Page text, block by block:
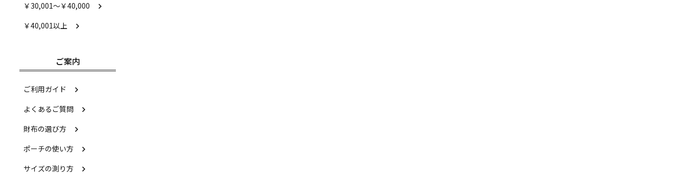
￥30,001～￥40,000
￥40,001以上
ご案内
ご利用ガイド
よくあるご質問
財布の選び方
ポーチの使い方
サイズの測り方